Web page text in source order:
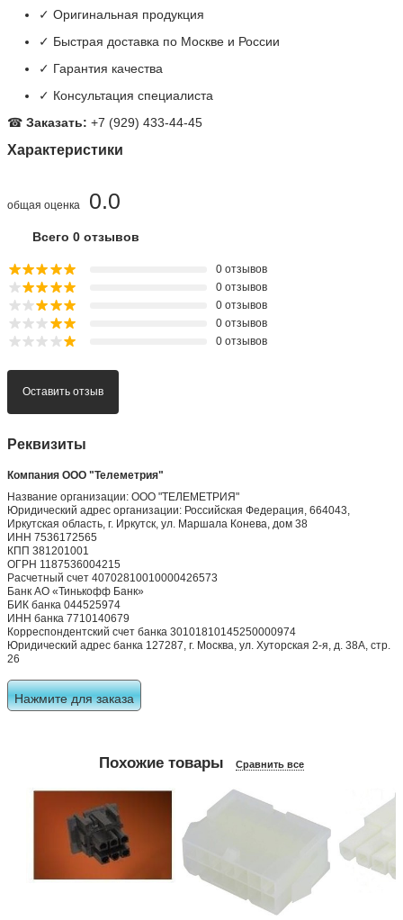
✓ Оригинальная продукция
✓ Быстрая доставка по Москве и России
✓ Гарантия качества
✓ Консультация специалиста
☎Заказать: +7 (929) 433-44-45
Характеристики
0.0
общая оценка
Всего 0 отзывов
0 отзывов
0 отзывов
0 отзывов
0 отзывов
0 отзывов
Оставить отзыв
Реквизиты
Компания ООО "Телеметрия"
Название организации: ООО "ТЕЛЕМЕТРИЯ"
Юридический адрес организации: Российская Федерация, 664043,
Иркутская область, г. Иркутск, ул. Маршала Конева, дом 38
ИНН 7536172565
КПП 381201001
ОГРН 1187536004215
Расчетный счет 40702810010000426573
Банк АО «Тинькофф Банк»
БИК банка 044525974
ИНН банка 7710140679
Корреспондентский счет банка 30101810145250000974
Юридический адрес банка 127287, г. Москва, ул. Хуторская 2-я, д. 38А, стр.
26
Нажмите для заказа
Похожие товары Сравнить все